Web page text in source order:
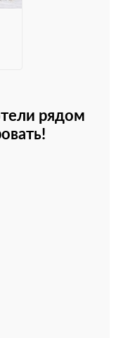
рядом